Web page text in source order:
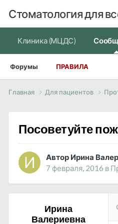
Стоматология для
Клиника (МЦДС)
Форумы ПРАВИЛА
Главная Для пациентов
Посоветуйте
Автор Ирина
7 февраля, 2016 в
Ирина
Валериевна